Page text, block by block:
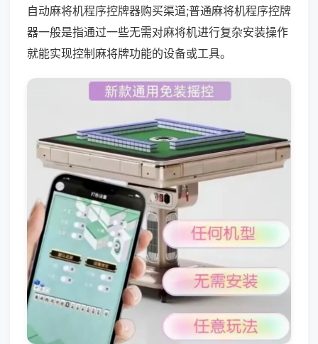
自动麻将机程序控牌器购买渠道;普通麻将机程序控牌
器一般是指通过一些无需对麻将机进行复杂安装操作
就能实现控制麻将牌功能的设备或工具。